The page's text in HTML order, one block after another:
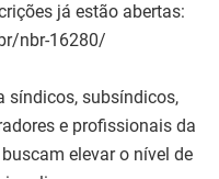
já estão abertas:
nbr-16280/
síndicos, subsíndicos,
e profissionais da
elevar o nível de